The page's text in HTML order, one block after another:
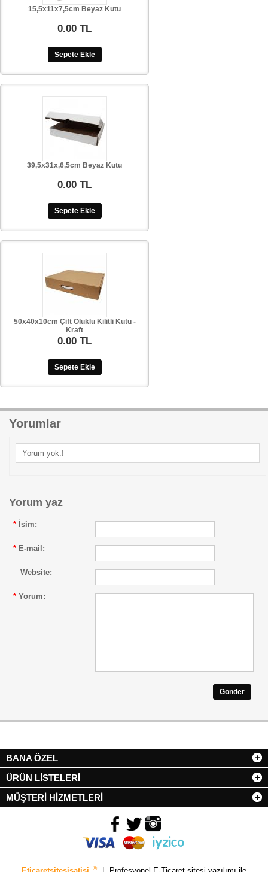
15,5x11x7,5cm Beyaz Kutu
0.00 TL
Sepete Ekle
39,5x31x,6,5cm Beyaz Kutu
0.00 TL
Sepete Ekle
50x40x10cm Çift Oluklu Kilitli Kutu -
Kraft
0.00 TL
Sepete Ekle
Yorumlar
Yorum yok.!
Yorum yaz
* İsim:
* E-mail:
Website:
* Yorum:
Gönder
BANA ÖZEL
ÜRÜN LİSTELERİ
MÜŞTERİ HİZMETLERİ
®